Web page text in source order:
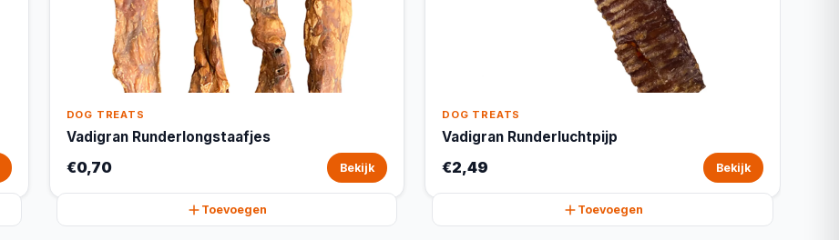
DOG TREATS
Vadigran Runderlongstaafjes
€0,70 Bekijk
Toevoegen
DOG TREATS
Vadigran Runderluchtpijp
€2,49 Bekijk
Toevoegen